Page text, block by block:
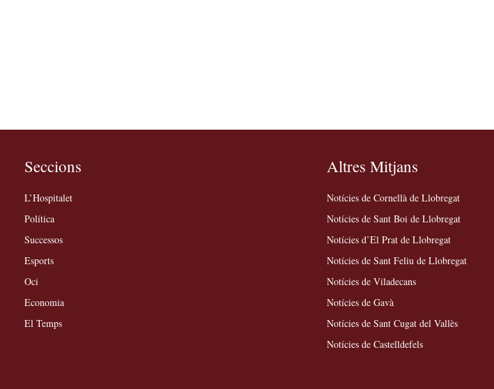
Seccions
L’Hospitalet
Política
Successos
Esports
Oci
Economia
El Temps
Altres Mitjans
Notícies de Cornellà de Llobregat
Notícies de Sant Boi de Llobregat
Notícies d’El Prat de Llobregat
Notícies de Sant Feliu de Llobregat
Notícies de Viladecans
Notícies de Gavà
Notícies de Sant Cugat del Vallès
Notícies de Castelldefels